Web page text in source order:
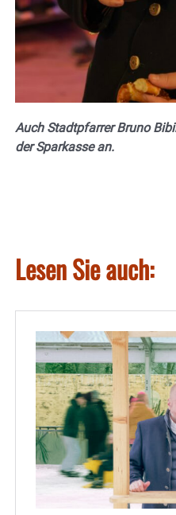
Auch Stadtpfarrer Bruno
der Sparkasse an.
Lesen Sie auch: